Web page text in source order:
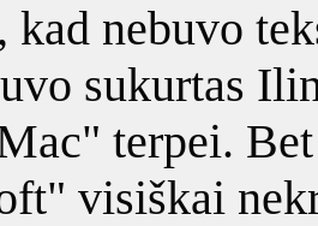
kad nebuvo
sukurtas
terpei.
visiškai